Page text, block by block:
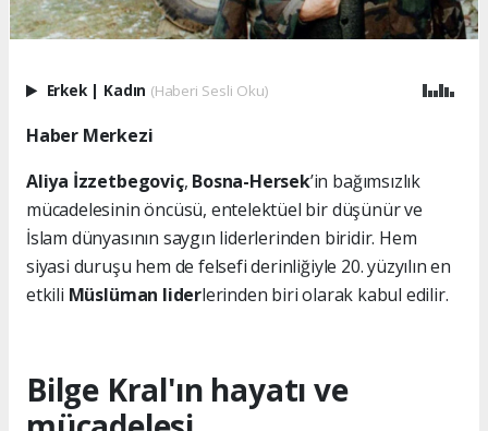
Erkek | Kadın (Haberi Sesli Oku)
Haber Merkezi
Aliya İzzetbegoviç, Bosna-Hersek’in bağımsızlık
mücadelesinin öncüsü, entelektüel bir düşünür ve
İslam dünyasının saygın liderlerinden biridir. Hem
siyasi duruşu hem de felsefi derinliğiyle 20. yüzyılın en
etkili Müslüman liderlerinden biri olarak kabul edilir.
Bilge Kral'ın hayatı ve